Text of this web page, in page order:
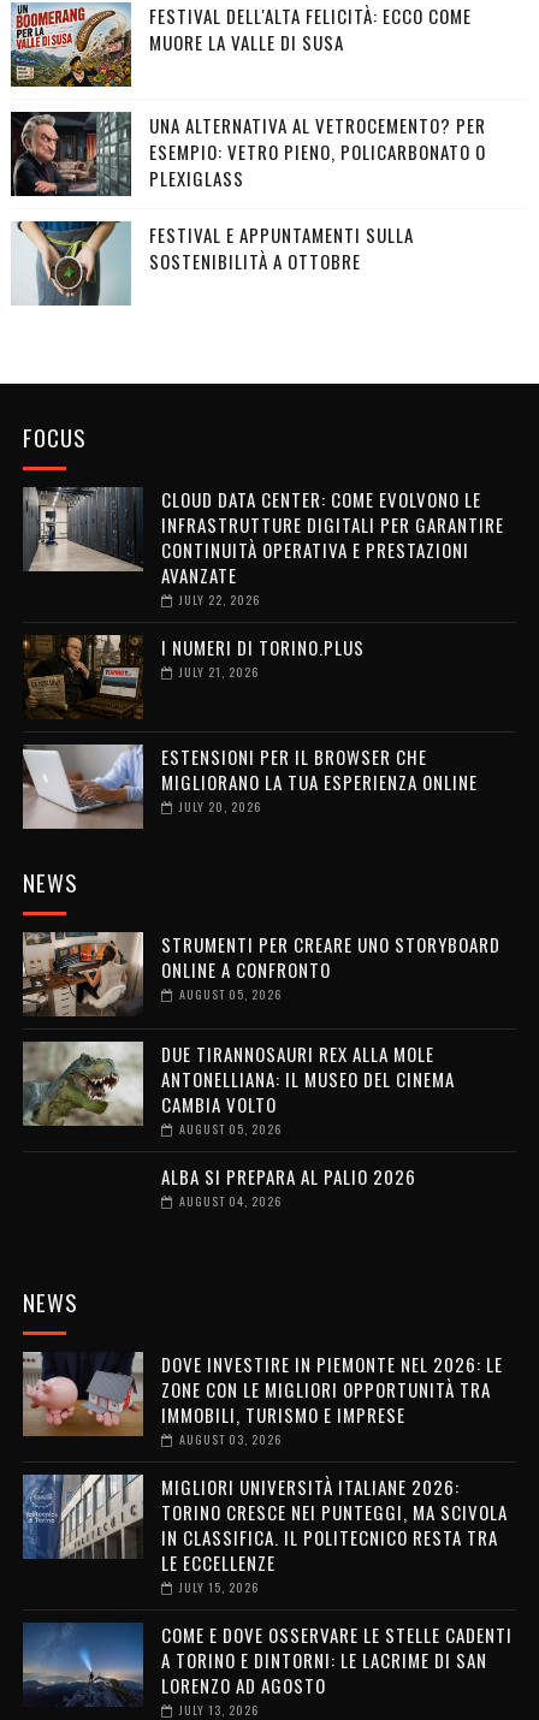
FESTIVAL DELL'ALTA FELICITÀ: ECCO COME
MUORE LA VALLE DI SUSA
UNA ALTERNATIVA AL VETROCEMENTO? PER
ESEMPIO: VETRO PIENO, POLICARBONATO O
PLEXIGLASS
FESTIVAL E APPUNTAMENTI SULLA
SOSTENIBILITÀ A OTTOBRE
FOCUS
CLOUD DATA CENTER: COME EVOLVONO LE
INFRASTRUTTURE DIGITALI PER GARANTIRE
CONTINUITÀ OPERATIVA E PRESTAZIONI
AVANZATE
JULY 22, 2026
I NUMERI DI TORINO.PLUS
JULY 21, 2026
ESTENSIONI PER IL BROWSER CHE
MIGLIORANO LA TUA ESPERIENZA ONLINE
JULY 20, 2026
NEWS
STRUMENTI PER CREARE UNO STORYBOARD
ONLINE A CONFRONTO
AUGUST 05, 2026
DUE TIRANNOSAURI REX ALLA MOLE
ANTONELLIANA: IL MUSEO DEL CINEMA
CAMBIA VOLTO
AUGUST 05, 2026
ALBA SI PREPARA AL PALIO 2026
AUGUST 04, 2026
NEWS
DOVE INVESTIRE IN PIEMONTE NEL 2026: LE
ZONE CON LE MIGLIORI OPPORTUNITÀ TRA
IMMOBILI, TURISMO E IMPRESE
AUGUST 03, 2026
MIGLIORI UNIVERSITÀ ITALIANE 2026:
TORINO CRESCE NEI PUNTEGGI, MA SCIVOLA
IN CLASSIFICA. IL POLITECNICO RESTA TRA
LE ECCELLENZE
JULY 15, 2026
COME E DOVE OSSERVARE LE STELLE CADENTI
A TORINO E DINTORNI: LE LACRIME DI SAN
LORENZO AD AGOSTO
JULY 13, 2026